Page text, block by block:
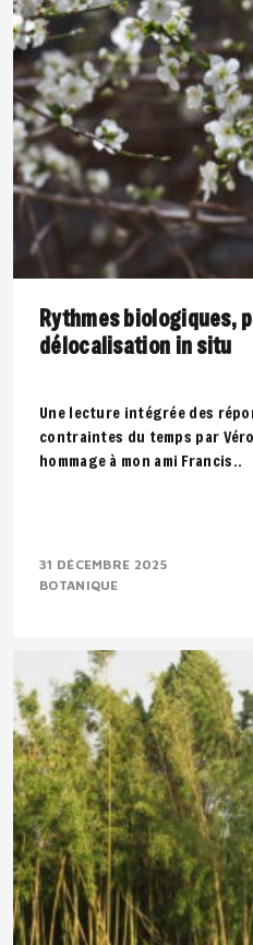
Rythmes biologiques,
délocalisation in situ
Une lecture intégrée des
contraintes du temps par
hommage à mon ami Francis..
31 DÉCEMBRE 2025
BOTANIQUE